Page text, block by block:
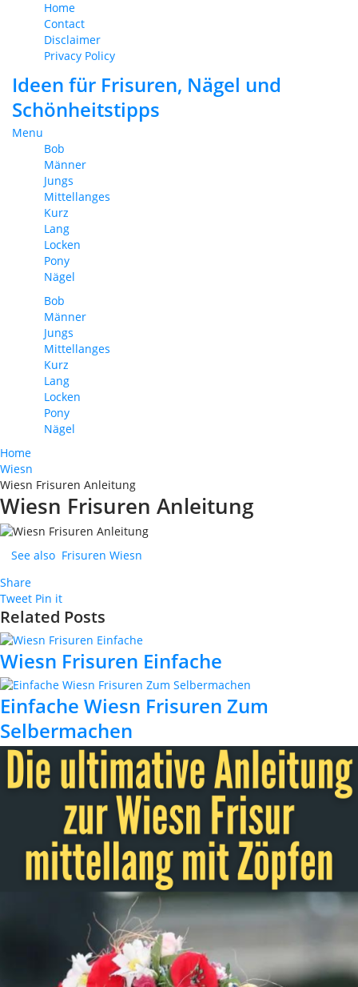
Home
Contact
Disclaimer
Privacy Policy
Ideen für Frisuren, Nägel und
Schönheitstipps
Menu
Bob
Männer
Jungs
Mittellanges
Kurz
Lang
Locken
Pony
Nägel
Bob
Männer
Jungs
Mittellanges
Kurz
Lang
Locken
Pony
Nägel
Home
Wiesn
Wiesn Frisuren Anleitung
Wiesn Frisuren Anleitung
See also Frisuren Wiesn
Share
Tweet Pin it
Related Posts
Wiesn Frisuren Einfache
Einfache Wiesn Frisuren Zum
Selbermachen